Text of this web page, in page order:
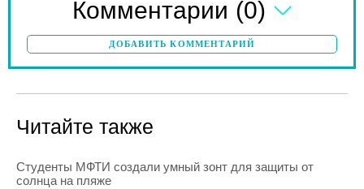
Комментарии (0)
ДОБАВИТЬ КОММЕНТАРИЙ
Читайте также
Студенты МФТИ создали умный зонт для защиты от
солнца на пляже